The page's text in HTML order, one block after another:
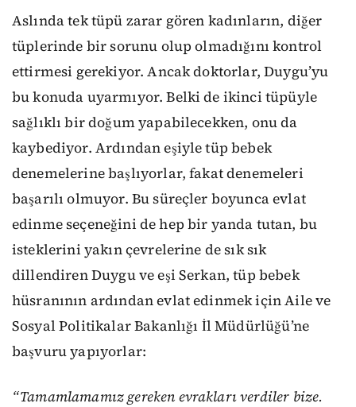
Aslında tek tüpü zarar gören kadınların, diğer
tüplerinde bir sorunu olup olmadığını kontrol
ettirmesi gerekiyor. Ancak doktorlar, Duygu’yu
bu konuda uyarmıyor. Belki de ikinci tüpüyle
sağlıklı bir doğum yapabilecekken, onu da
kaybediyor. Ardından eşiyle tüp bebek
denemelerine başlıyorlar, fakat denemeleri
başarılı olmuyor. Bu süreçler boyunca evlat
edinme seçeneğini de hep bir yanda tutan, bu
isteklerini yakın çevrelerine de sık sık
dillendiren Duygu ve eşi Serkan, tüp bebek
hüsranının ardından evlat edinmek için Aile ve
Sosyal Politikalar Bakanlığı İl Müdürlüğü’ne
başvuru yapıyorlar:
“Tamamlamamız gereken evrakları verdiler bize.